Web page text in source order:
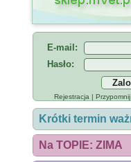
E-mail:
Hasło:
Rejestracja | Przypomnij
Krótki termin
Na TOPIE: ZIMA